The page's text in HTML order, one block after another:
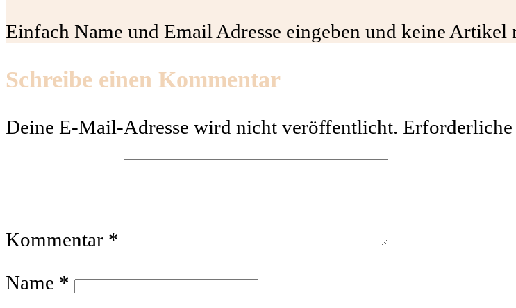
Einfach Name und Email Adresse eingeben und keine Artikel
Schreibe einen Kommentar
Deine E-Mail-Adresse wird nicht veröffentlicht.
Kommentar *
Name *